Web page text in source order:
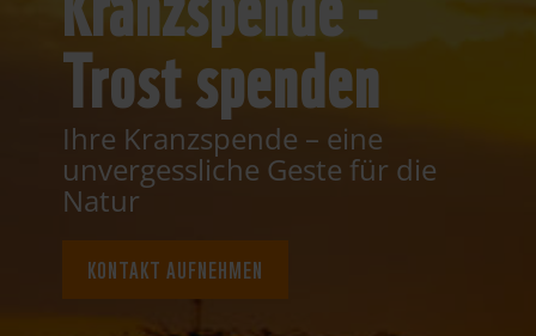
Trost spenden
Ihre Kranzspende – eine
unvergessliche Geste für die
Natur
KONTAKT AUFNEHMEN